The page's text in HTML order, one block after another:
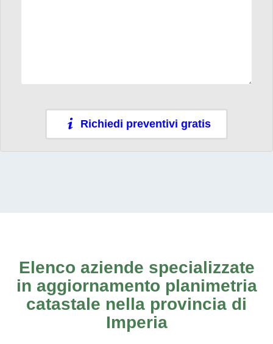
Richiedi preventivi gratis
Elenco aziende specializzate
in aggiornamento planimetria
catastale nella provincia di
Imperia